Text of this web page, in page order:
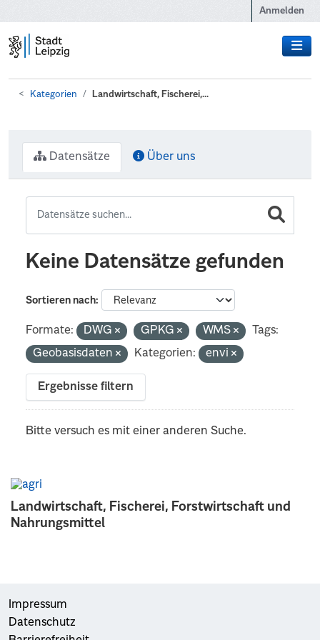
Anmelden
Kategorien Landwirtschaft, Fischerei,...
Landwirtschaft, Fischerei, Forstwirtschaft und
Nahrungsmittel
Datensätze Über uns
Keine Datensätze gefunden
Sortieren nach
Formate: DWG GPKG WMS
Tags:
Geobasisdaten
Kategorien: envi
Ergebnisse filtern
Bitte versuch es mit einer anderen Suche.
Impressum
Datenschutz